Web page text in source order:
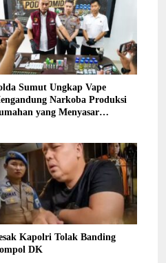
Sumut Ungkap Vape
Narkoba Produksi
yang Menyasar
Kapolri Tolak Banding
DK